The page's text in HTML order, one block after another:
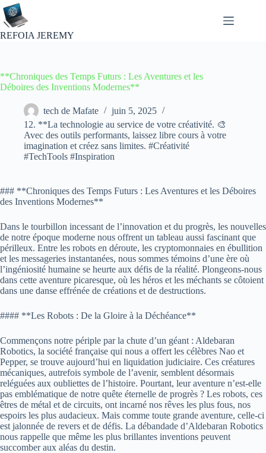
Passer
au
contenu
REFOIA JEREMY
**Chroniques des Temps Futurs : Les Aventures et les
Déboires des Inventions Modernes**
tech de Mafate
juin 5, 2025
12. **La technologie au service de votre créativité. 🎨
Avec des outils performants, laissez libre cours à votre
imagination et créez sans limites. #Créativité
#TechTools #Inspiration
### **Chroniques des Temps Futurs : Les Aventures et les Déboires
des Inventions Modernes**
Dans le tourbillon incessant de l’innovation et du progrès, les nouvelles
de notre époque moderne nous offrent un tableau aussi fascinant que
périlleux. Entre les robots en déroute, les cryptomonnaies en ébullition
et les messageries instantanées, nous sommes témoins d’une ère où
l’ingéniosité humaine se heurte aux défis de la réalité. Plongeons-nous
dans cette aventure picaresque, où les héros et les méchants se côtoient
dans une danse effrénée de créations et de destructions.
#### **Les Robots : De la Gloire à la Déchéance**
Commençons notre périple par la chute d’un géant : Aldebaran
Robotics, la société française qui nous a offert les célèbres Nao et
Pepper, se trouve aujourd’hui en liquidation judiciaire. Ces créatures
mécaniques, autrefois symbole de l’avenir, semblent désormais
reléguées aux oubliettes de l’histoire. Pourtant, leur aventure n’est-elle
pas emblématique de notre quête éternelle de progrès ? Les robots, ces
êtres de métal et de circuits, ont incarné nos rêves les plus fous, nos
espoirs les plus audacieux. Mais comme toute grande aventure, celle-ci
est jalonnée de revers et de défis. La débandade d’Aldebaran Robotics
nous rappelle que même les plus brillantes inventions peuvent
succomber aux aléas du destin.